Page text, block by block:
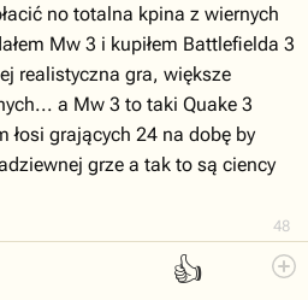
48
no totalna kpina z wiernych
Mw 3 i kupiłem Battlefielda 3
realistyczna gra, większe
a Mw 3 to taki Quake 3
łosi grających 24 na dobę by
grze a tak to są ciency
👍